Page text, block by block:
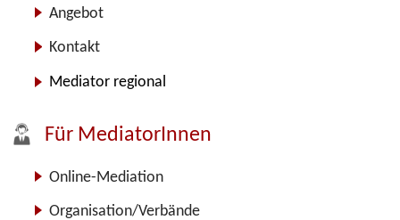
Angebot
Kontakt
Mediator regional
Für MediatorInnen
Online-Mediation
Organisation/Verbände